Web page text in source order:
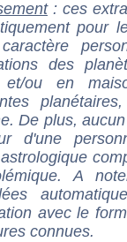
: ces
pour
des
et/ou en
De plus,
d'une
A
avec le
connues.